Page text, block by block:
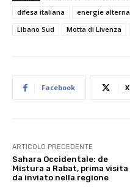
difesa italiana
energie
Libano Sud
Motta di Livenza
Facebook X
ARTICOLO PRECEDENTE
Sahara Occidentale: de
Mistura a Rabat, prima visita
da inviato nella regione